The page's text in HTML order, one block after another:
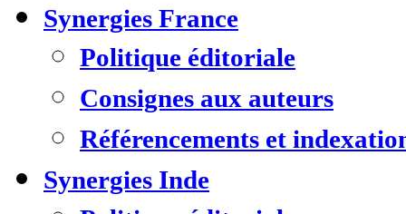
Synergies France
Politique éditoriale
Consignes aux auteurs
Référencements et
Synergies Inde